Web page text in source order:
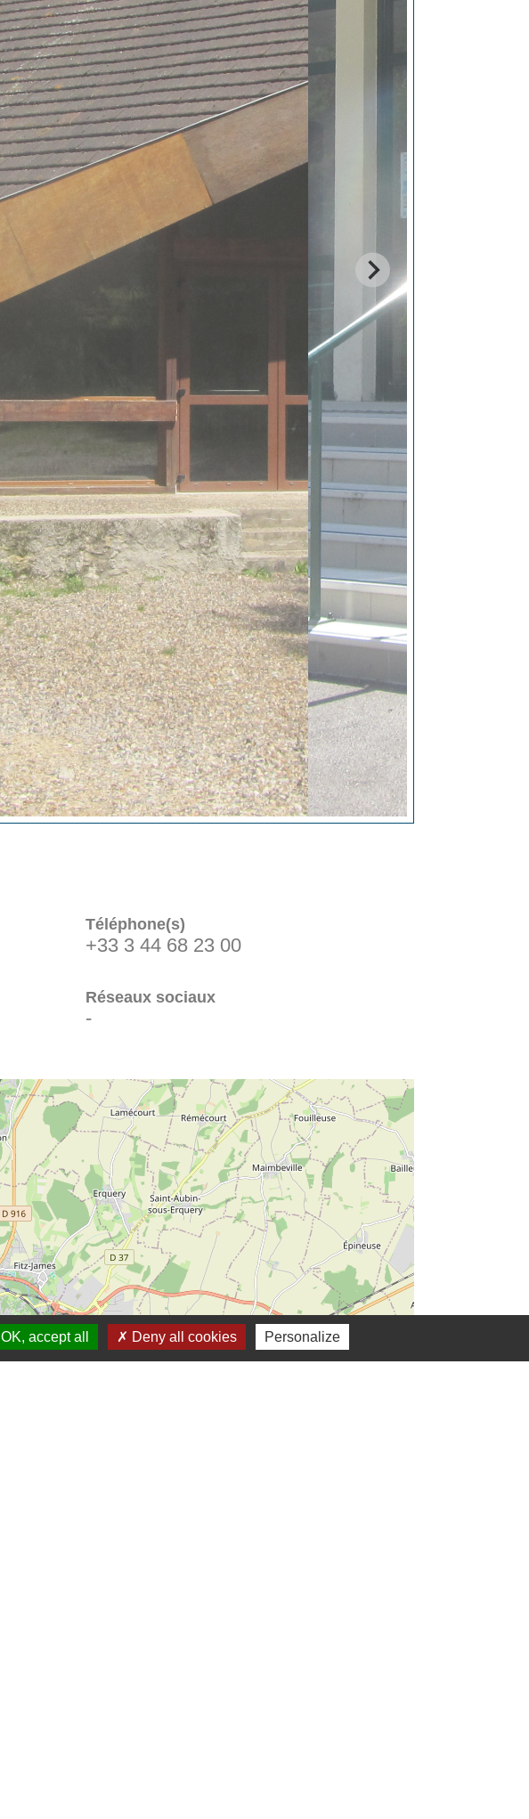
Téléphone(s)
+33 3 44 68 23 00
Réseaux sociaux
-
OK, accept all Deny all cookies Personalize